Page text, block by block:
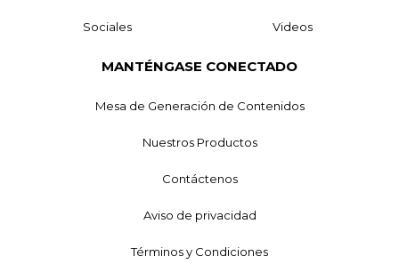
Sociales Videos
MANTÉNGASE CONECTADO
Mesa de Generación de Contenidos
Nuestros Productos
Contáctenos
Aviso de privacidad
Términos y Condiciones